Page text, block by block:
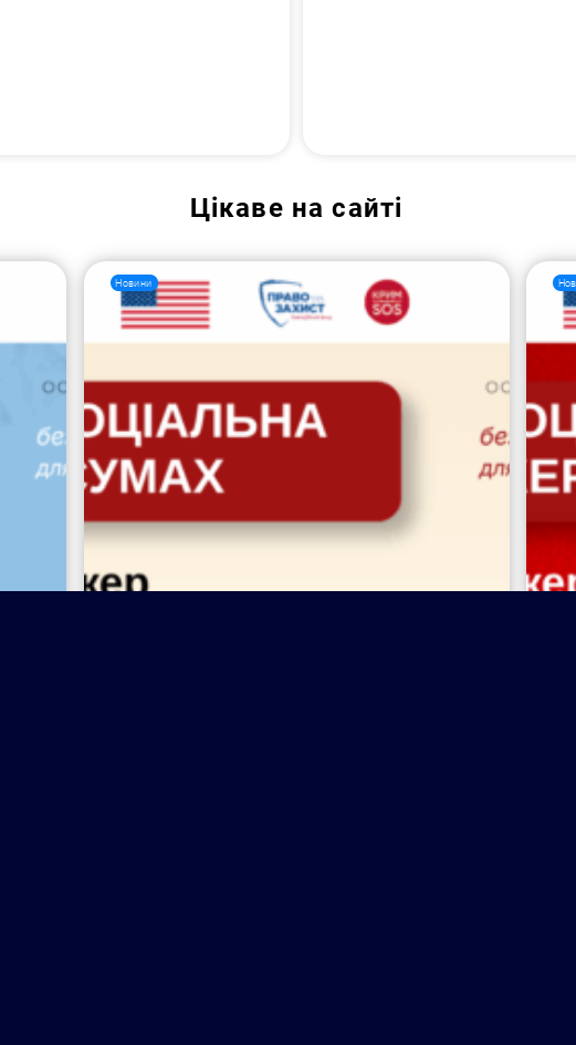
Цікаве на сайті
Новини